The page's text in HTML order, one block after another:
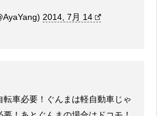
2014, 7月 14
車必要！ぐんまは軽自動車じゃ